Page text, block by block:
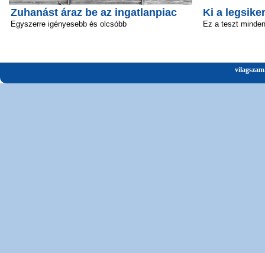
Zuhanást áraz be az ingatlanpiac
Egyszerre igényesebb és olcsóbb
Ki a
Ez a teszt